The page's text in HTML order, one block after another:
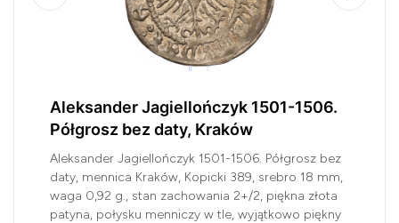
Aleksander Jagiellończyk 1501-1506.
Półgrosz bez daty, Kraków
Aleksander Jagiellończyk 1501-1506. Półgrosz bez
daty, mennica Kraków, Kopicki 389, srebro 18 mm,
waga 0,92 g., stan zachowania 2+/2, piękna złota
patyna, połysku menniczy w tle, wyjątkowo piękny